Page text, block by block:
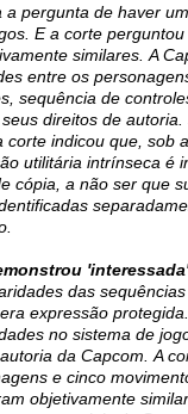
a pergunta de haver
E a corte
similares. A
entre os
sequência de
direitos de autoria.
corte indicou que, sob
utilitária intrínseca é
cópia, a não ser que
das sequências
expressão protegida.
no sistema de
da Capcom. A
e cinco
objetivamente